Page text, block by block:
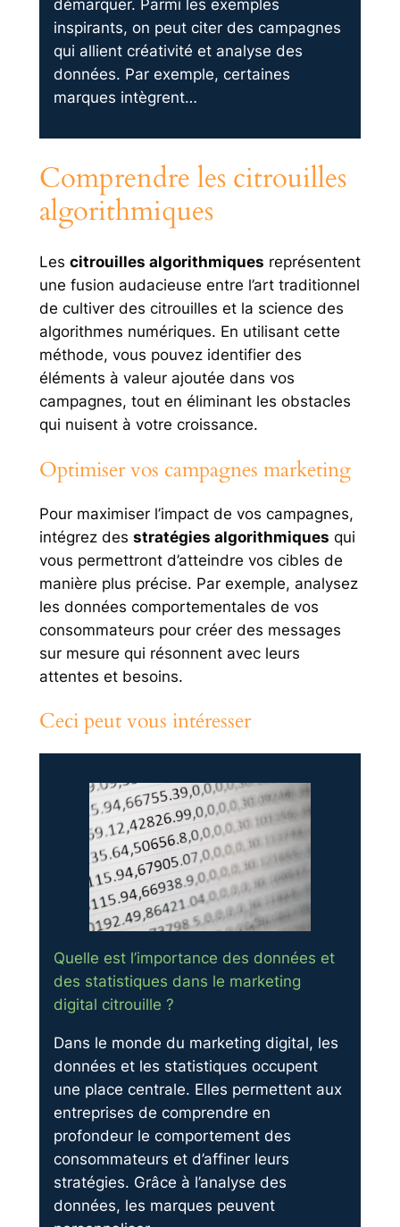
démarquer. Parmi les exemples
inspirants, on peut citer des campagnes
qui allient créativité et analyse des
données. Par exemple, certaines
marques intègrent…
Comprendre les citrouilles
algorithmiques
Les citrouilles algorithmiques représentent
une fusion audacieuse entre l’art traditionnel
de cultiver des citrouilles et la science des
algorithmes numériques. En utilisant cette
méthode, vous pouvez identifier des
éléments à valeur ajoutée dans vos
campagnes, tout en éliminant les obstacles
qui nuisent à votre croissance.
Optimiser vos campagnes marketing
Pour maximiser l’impact de vos campagnes,
intégrez des stratégies algorithmiques qui
vous permettront d’atteindre vos cibles de
manière plus précise. Par exemple, analysez
les données comportementales de vos
consommateurs pour créer des messages
sur mesure qui résonnent avec leurs
attentes et besoins.
Ceci peut vous intéresser
Quelle est l’importance des données et
des statistiques dans le marketing
digital citrouille ?
Dans le monde du marketing digital, les
données et les statistiques occupent
une place centrale. Elles permettent aux
entreprises de comprendre en
profondeur le comportement des
consommateurs et d’affiner leurs
stratégies. Grâce à l’analyse des
données, les marques peuvent